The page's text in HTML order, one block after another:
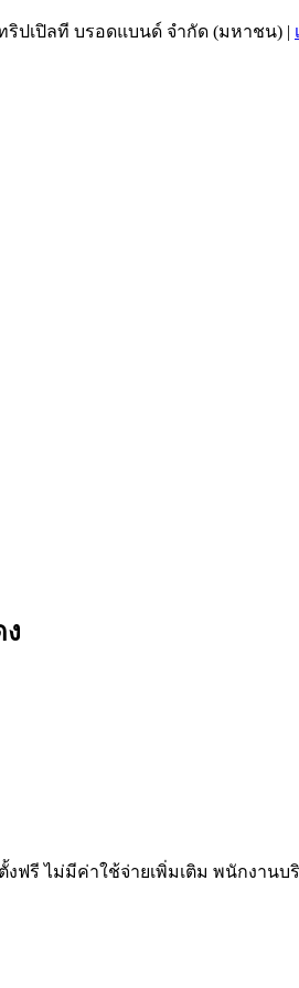
ริปเปิลที บรอดแบนด์ จำกัด (มหาชน) |
งฟรี ไม่มีค่าใช้จ่ายเพิ่มเติม พนักงาน